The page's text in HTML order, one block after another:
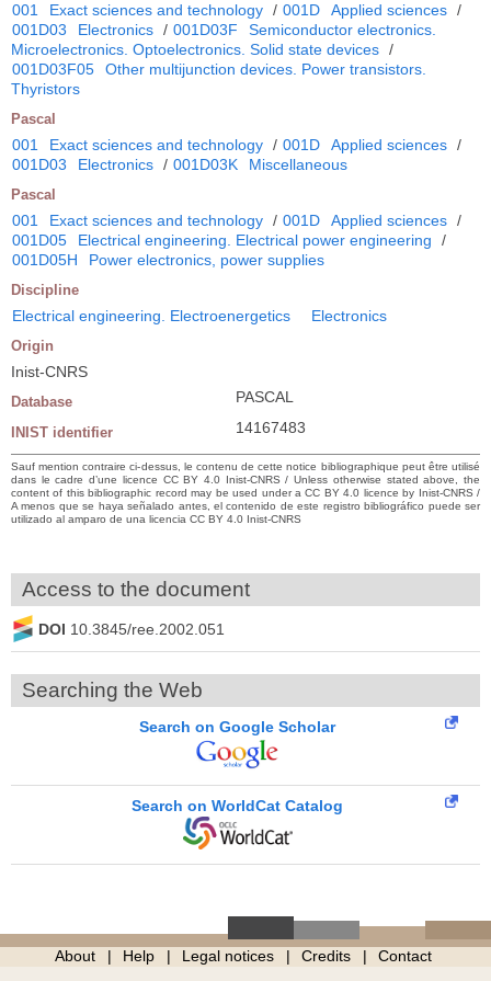
001 Exact sciences and technology / 001D Applied sciences /
001D03
Electronics / 001D03F
Semiconductor electronics.
Microelectronics. Optoelectronics. Solid state devices /
001D03F05
Other multijunction devices. Power transistors.
Thyristors
Pascal
001 Exact sciences and technology / 001D Applied sciences /
001D03
Electronics / 001D03K Miscellaneous
Pascal
001 Exact sciences and technology / 001D Applied sciences /
001D05
Electrical engineering. Electrical power engineering
/
001D05H
Power electronics, power supplies
Discipline
Electrical engineering. Electroenergetics Electronics
Origin
Inist-CNRS
Database PASCAL
INIST identifier 14167483
Sauf mention contraire ci-dessus, le contenu de cette notice bibliographique peut être utilisé
dans le cadre d’une licence CC BY 4.0 Inist-CNRS / Unless otherwise stated above, the
content of this bibliographic record may be used under a CC BY 4.0 licence by Inist-CNRS /
A menos que se haya señalado antes, el contenido de este registro bibliográfico puede ser
utilizado al amparo de una licencia CC BY 4.0 Inist-CNRS
Access to the document
DOI 10.3845/ree.2002.051
Searching the Web
Search on Google Scholar
Search on WorldCat Catalog
About Help Legal notices Credits Contact